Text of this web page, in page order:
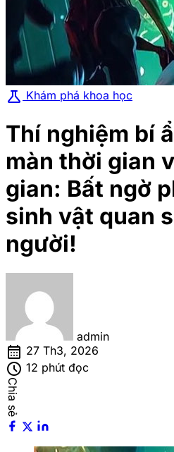
science Khám phá khoa học
Thí nghiệm bí
màn thời gian
gian: Bất ngờ
sinh vật quan
người!
admin
calendar_month 27 Th3, 2026
schedule 12 phút đọc
Chia sẻ